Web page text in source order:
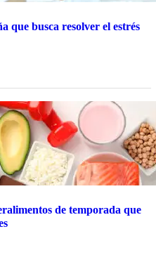
que busca resolver el estrés
de temporada que